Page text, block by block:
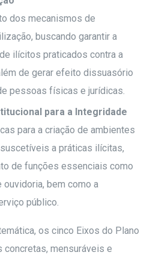
dos mecanismos de
buscando garantir a
ilícitos praticados contra a
de gerar efeito dissuasório
pessoas físicas e jurídicas.
para a Integridade
para a criação de ambientes
a práticas ilícitas,
de funções essenciais como
ouvidoria, bem como a
público.
os cinco Eixos do Plano
mensuráveis e